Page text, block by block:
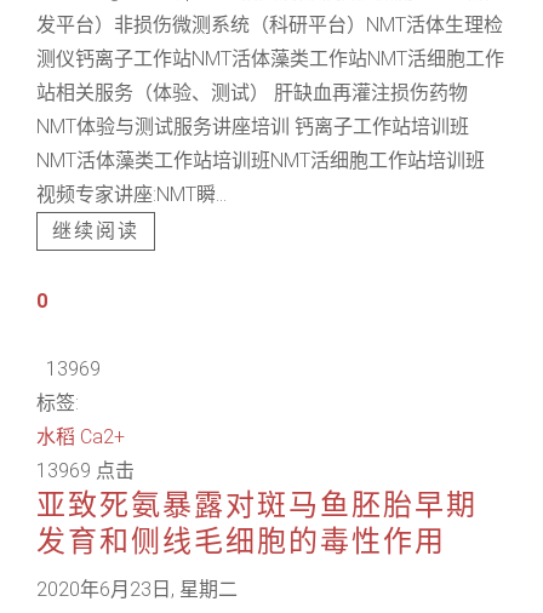
发平台）非损伤微测系统（科研平台）NMT活体生理检
测仪钙离子工作站NMT活体藻类工作站NMT活细胞工作
站相关服务（体验、测试） 肝缺血再灌注损伤药物
NMT体验与测试服务讲座培训 钙离子工作站培训班
NMT活体藻类工作站培训班NMT活细胞工作站培训班
视频专家讲座:NMT瞬...
继续阅读
0
13969
标签:
水稻 Ca2+
13969 点击
亚致死氨暴露对斑马鱼胚胎早期
发育和侧线毛细胞的毒性作用
2020年6月23日, 星期二